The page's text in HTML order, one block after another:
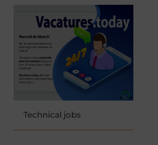
Technical jobs